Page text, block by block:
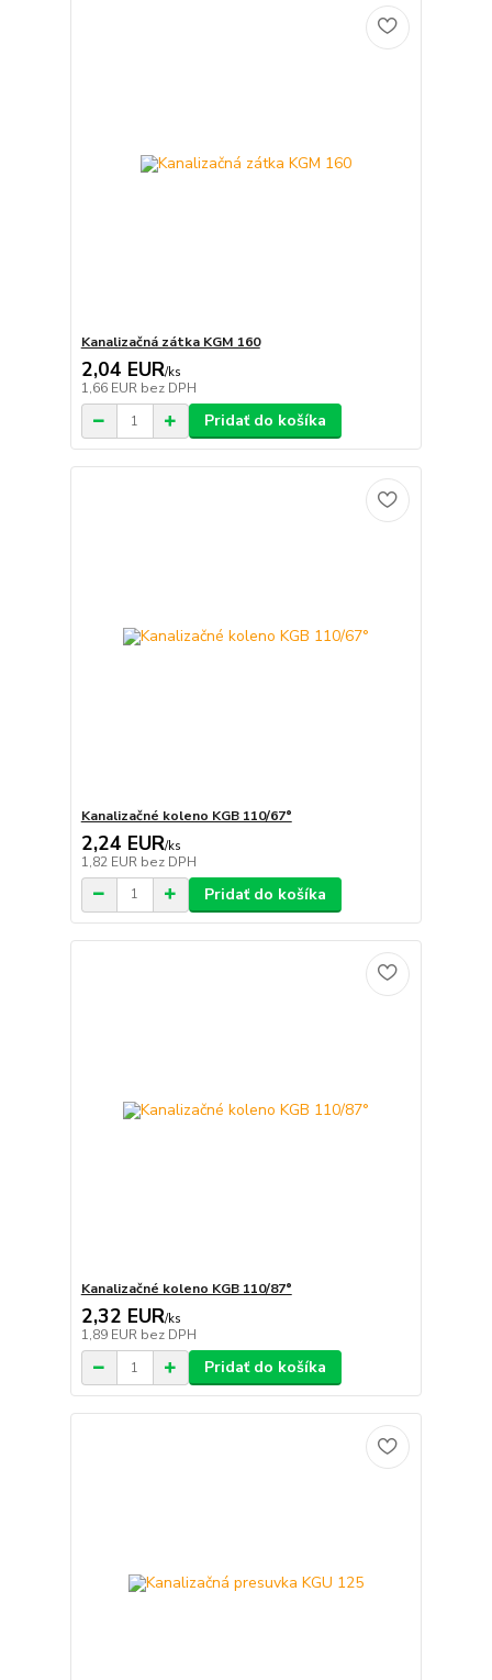
Kanalizačná zátka KGM 160
2,04 EUR/ks
1,66 EUR bez DPH
Pridať do košíka
Kanalizačné koleno KGB 110/67°
2,24 EUR/ks
1,82 EUR bez DPH
Pridať do košíka
Kanalizačné koleno KGB 110/87°
2,32 EUR/ks
1,89 EUR bez DPH
Pridať do košíka